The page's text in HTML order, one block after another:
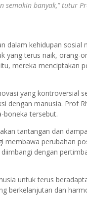
semakin banyak," tutur
dalam kehidupan sosial
yang terus naik, orang-
mereka menciptakan
yang kontroversial
dengan manusia. Prof
boneka tersebut.
tantangan dan
membawa perubahan
dengan
untuk terus
berkelanjutan dan